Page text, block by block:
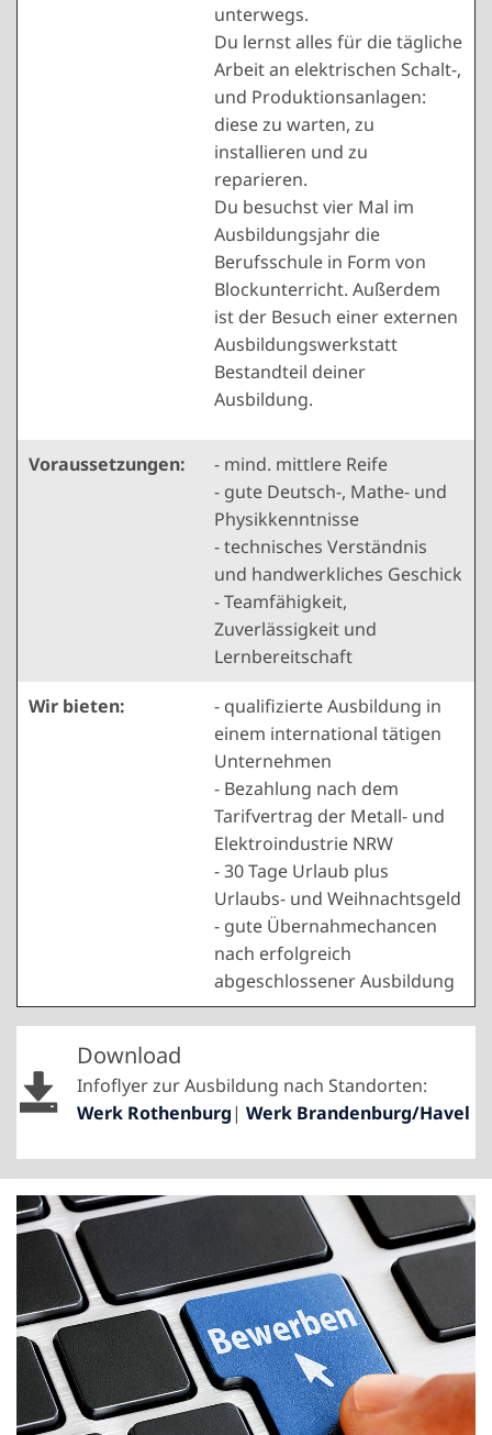
unterwegs.
Du lernst alles für die tägliche
Arbeit an elektrischen Schalt-,
und Produktionsanlagen:
diese zu warten, zu
installieren und zu
reparieren.
Du besuchst vier Mal im
Ausbildungsjahr die
Berufsschule in Form von
Blockunterricht. Außerdem
ist der Besuch einer externen
Ausbildungswerkstatt
Bestandteil deiner
Ausbildung.
Voraussetzungen:
- mind. mittlere Reife
- gute Deutsch-, Mathe- und
Physikkenntnisse
- technisches Verständnis
und handwerkliches Geschick
- Teamfähigkeit,
Zuverlässigkeit und
Lernbereitschaft
Wir bieten:
- qualifizierte Ausbildung in
einem international tätigen
Unternehmen
- Bezahlung nach dem
Tarifvertrag der Metall- und
Elektroindustrie NRW
- 30 Tage Urlaub plus
Urlaubs- und Weihnachtsgeld
- gute Übernahmechancen
nach erfolgreich
abgeschlossener Ausbildung
Download
Infoflyer zur Ausbildung nach Standorten:
Werk Rothenburg| Werk Brandenburg/Havel